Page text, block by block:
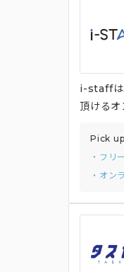
i-staffは
頂けるオ
Pick up
・フリ
・オン